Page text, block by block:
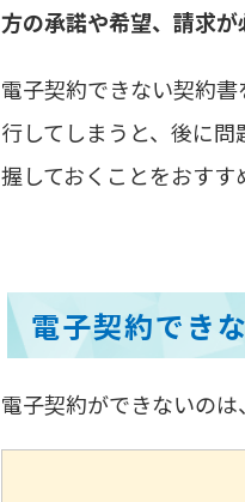
方の承諾や希望、請求が
電子契約できない契約
行してしまうと、後に
握しておくことをおすす
電子契約でき
電子契約ができないのは